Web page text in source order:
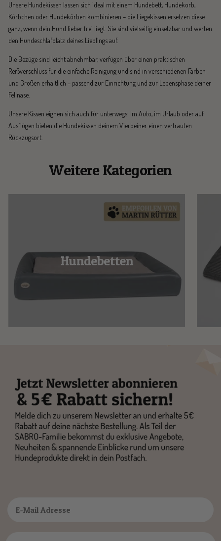
Unsere Hundekissen lassen sich ideal mit einem Hundebett, Hundekorb,
Körbchen oder Hundekörben kombinieren – die Liegekissen ersetzen diese
ganz, wenn dein Hund lieber frei liegt. Sie sind vielseitig einsetzbar und werten
den Hundeschlafplatz deines Lieblings auf.
Die Bezüge sind leicht abnehmbar, verfügen über einen praktischen
Reißverschluss für die einfache Reinigung und sind in verschiedenen Farben
und Größen erhältlich – passend zur Einrichtung und zur Lebensphase deiner
Fellnase.
Unsere Kissen eignen sich auch für unterwegs: Im Auto, im Urlaub oder auf
Ausflügen bieten die Hundekissen deinem Vierbeiner einen vertrauten
Rückzugsort.
Weitere Kategorien
Hundebetten